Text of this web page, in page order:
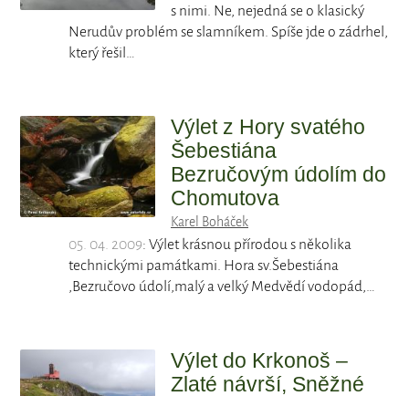
s nimi. Ne, nejedná se o klasický
Nerudův problém se slamníkem. Spíše jde o zádrhel,
který řešil…
Výlet z Hory svatého
Šebestiána
Bezručovým údolím do
Chomutova
Karel Boháček
05. 04. 2009: Výlet krásnou přírodou s několika
technickými památkami. Hora sv.Šebestiána
,Bezručovo údolí,malý a velký Medvědí vodopád,…
Výlet do Krkonoš –
Zlaté návrší, Sněžné